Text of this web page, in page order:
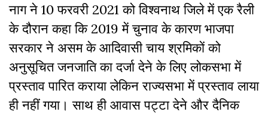
नाग ने 10 फरवरी 2021 को विश्वनाथ जिले में एक रैली
के दौरान कहा कि 2019 में चुनाव के कारण भाजपा
सरकार ने असम के आदिवासी चाय श्रमिकों को
अनुसूचित जनजाति का दर्जा देने के लिए लोकसभा में
प्रस्ताव पारित कराया लेकिन राज्यसभा में प्रस्ताव लाया
ही नहीं गया। साथ ही आवास पट्टा देने और दैनिक